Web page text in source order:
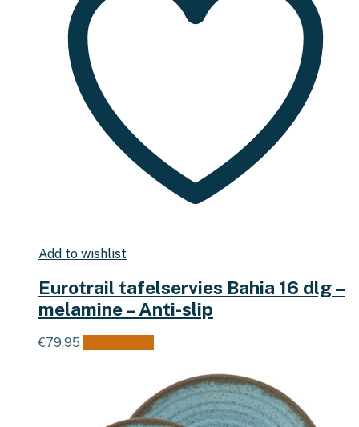
Add to wishlist
Eurotrail tafelservies Bahia 16 dlg –
melamine – Anti-slip
€79,95